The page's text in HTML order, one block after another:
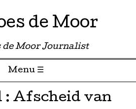
de Moor
de Moor Journalist
Menu ☰
: Afscheid van